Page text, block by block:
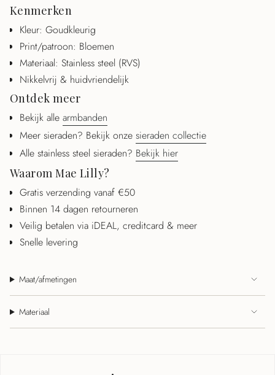
Kenmerken
Kleur: Goudkleurig
Print/patroon: Bloemen
Materiaal: Stainless steel (RVS)
Nikkelvrij & huidvriendelijk
Ontdek meer
Bekijk alle armbanden
Meer sieraden? Bekijk onze sieraden collectie
Alle stainless steel sieraden? Bekijk hier
Waarom Mae Lilly?
Gratis verzending vanaf €50
Binnen 14 dagen retourneren
Veilig betalen via iDEAL, creditcard & meer
Snelle levering
Maat/afmetingen
Materiaal